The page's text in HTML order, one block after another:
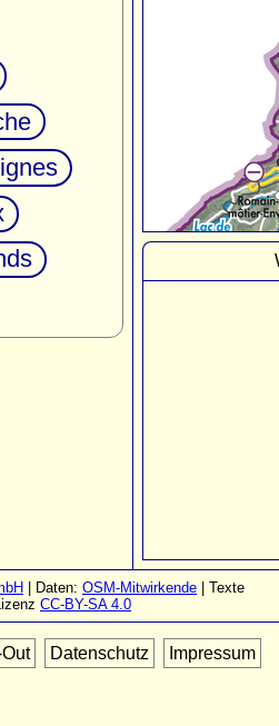
| Daten: OSM-Mitwirkende | Texte
CC-BY-SA 4.0
Datenschutz Impressum